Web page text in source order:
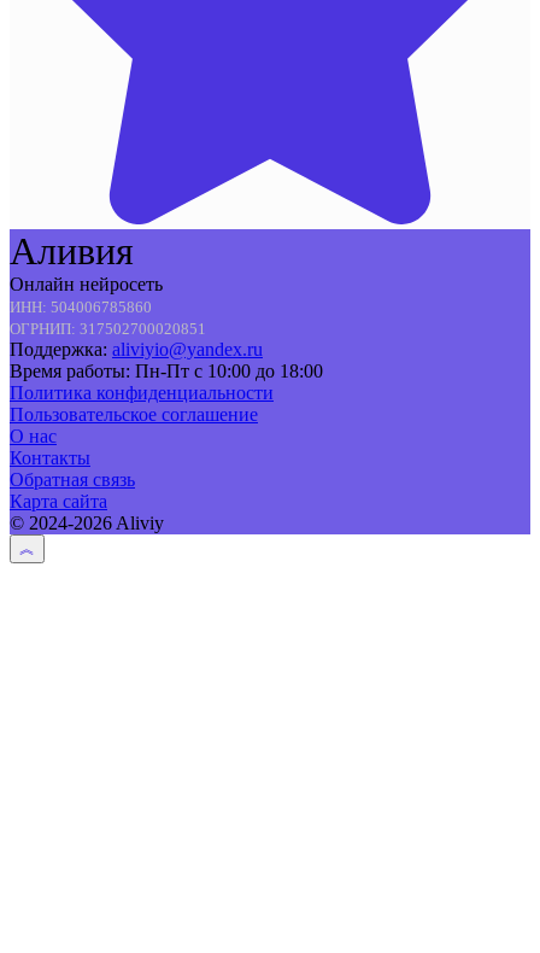
Аливия
Онлайн нейросеть
ИНН: 504006785860
ОГРНИП: 317502700020851
Поддержка: aliviyio@yandex.ru
Время работы: Пн-Пт с 10:00 до 18:00
Политика конфиденциальности
Пользовательское соглашение
О нас
Контакты
Обратная связь
Карта сайта
© 2024-2026 Aliviy